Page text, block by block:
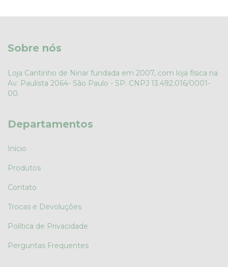
Sobre nós
Loja Cantinho de Ninar fundada em 2007, com loja física na
Av. Paulista 2064- São Paulo - SP. CNPJ 13.492.016/0001-
00.
Departamentos
Início
Produtos
Contato
Trocas e Devoluções
Política de Privacidade
Perguntas Frequentes